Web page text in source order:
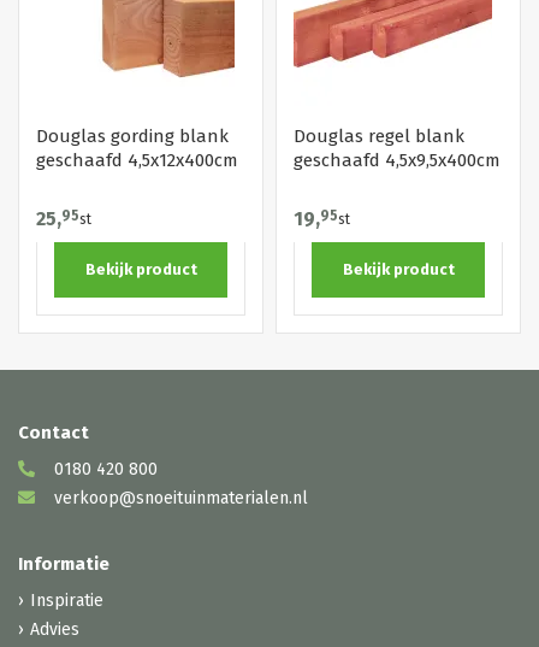
Douglas gording blank
geschaafd 4,5x12x400cm
25,95st
Bekijk product
Douglas regel blank
geschaafd 4,5x9,5x400cm
19,95st
Bekijk product
Contact
0180 420 800
verkoop@snoeituinmaterialen.nl
Informatie
Inspiratie
Advies